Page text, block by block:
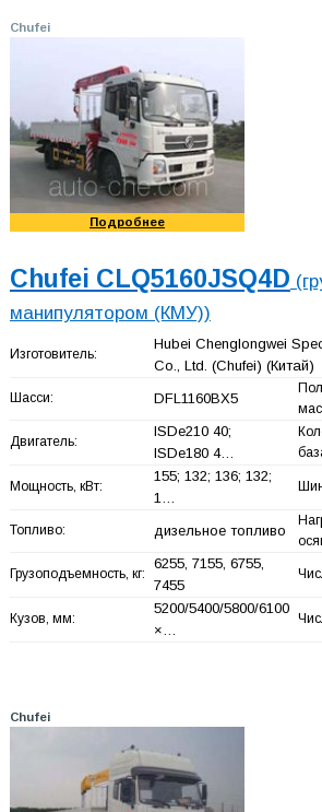
Chufei
Подробнее
Chufei CLQ5160JSQ4D
манипулятором (КМУ))
Изготовитель:
Hubei Chenglongwei
Co., Ltd. (Chufei) (Китай)
Шасси: DFL1160BX5
Двигатель:
ISDe210 40;
ISDe180 4…
Мощность, кВт:
155; 132; 136; 132;
1…
Топливо: дизельное топливо
Грузоподъемность, кг:
6255, 7155, 6755,
7455
Кузов, мм:
5200/5400/5800/6100
×…
Chufei